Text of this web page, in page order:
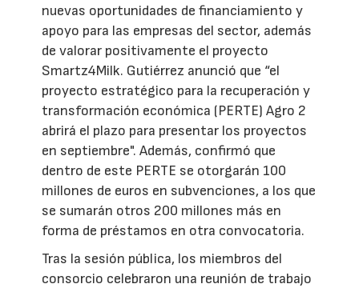
nuevas oportunidades de financiamiento y
apoyo para las empresas del sector, además
de valorar positivamente el proyecto
Smartz4Milk. Gutiérrez anunció que “el
proyecto estratégico para la recuperación y
transformación económica (PERTE) Agro 2
abrirá el plazo para presentar los proyectos
en septiembre". Además, confirmó que
dentro de este PERTE se otorgarán 100
millones de euros en subvenciones, a los que
se sumarán otros 200 millones más en
forma de préstamos en otra convocatoria.
Tras la sesión pública, los miembros del
consorcio celebraron una reunión de trabajo